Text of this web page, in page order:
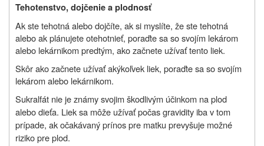
Tehotenstvo, dojčenie a plodnosť
Ak ste tehotná alebo dojčíte, ak si myslíte, že ste tehotná
alebo ak plánujete otehotnieť, poraďte sa so svojím lekárom
alebo lekárnikom predtým, ako začnete užívať tento liek.
Skôr ako začnete užívať akýkoľvek liek, poraďte sa so svojím
lekárom alebo lekárnikom.
Sukralfát nie je známy svojim škodlivým účinkom na plod
alebo dieťa. Liek sa môže užívať počas gravidity iba v tom
prípade, ak očakávaný prínos pre matku prevyšuje možné
riziko pre plod.